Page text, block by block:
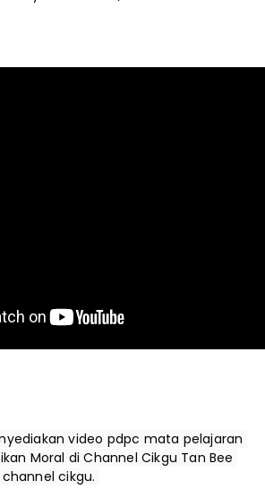
video pdpc mata pelajaran
Moral di Channel Cikgu Tan Bee
cikgu.